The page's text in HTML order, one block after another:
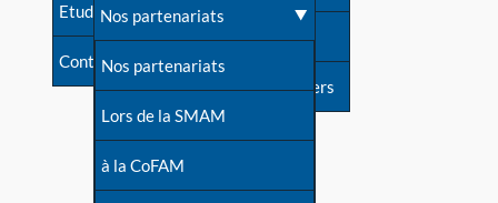
Une question sur le site
Etudes récentes
Contact
Forum
S'inscrire à nos newsletters
Nos partenariats
Nos partenariats
Lors de la SMAM
à la CoFAM